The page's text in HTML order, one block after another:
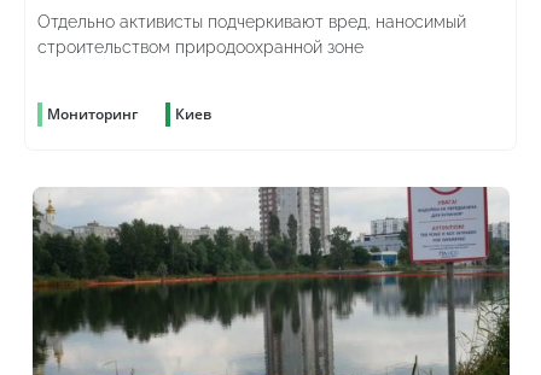
Отдельно активисты подчеркивают вред, наносимый
строительством природоохранной зоне
Мониторинг Киев